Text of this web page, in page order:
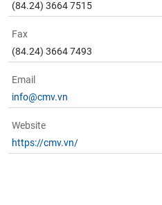
(84.24) 3664 7515
Fax
(84.24) 3664 7493
Email
info@cmv.vn
Website
https://cmv.vn/